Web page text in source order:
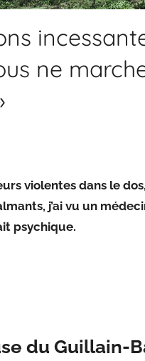
ne
violentes dans le
j’ai vu un
psychique.
du Guillain-